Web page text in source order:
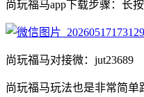
尚玩福马app下载步骤：长
尚玩福马对接微：jut23689
尚玩福马玩法也是非常简单